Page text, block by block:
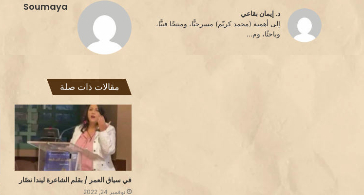
Soumaya
مقالات ذات صلة
في سياق العمر / بقلم الشاعرة ليندا نصّار
نوفمبر 24, 2022
د. إيمان بقاعي
إلى أهمية (محمد كريّم) مسرحيًّا، ومنتجًا فنيًّا،
وباحثًا، وم...